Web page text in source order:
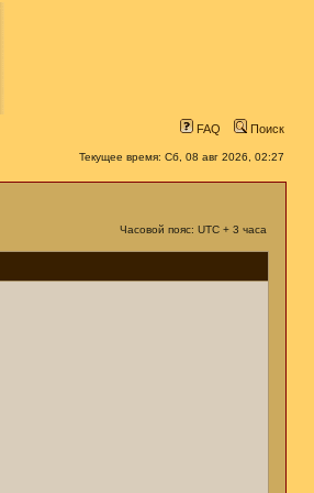
FAQ Поиск
Текущее время: Сб, 08 авг 2026, 02:27
Часовой пояс: UTC + 3 часа